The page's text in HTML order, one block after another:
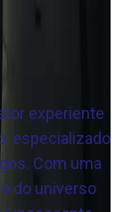
experiente
especializado
Com uma
do universo